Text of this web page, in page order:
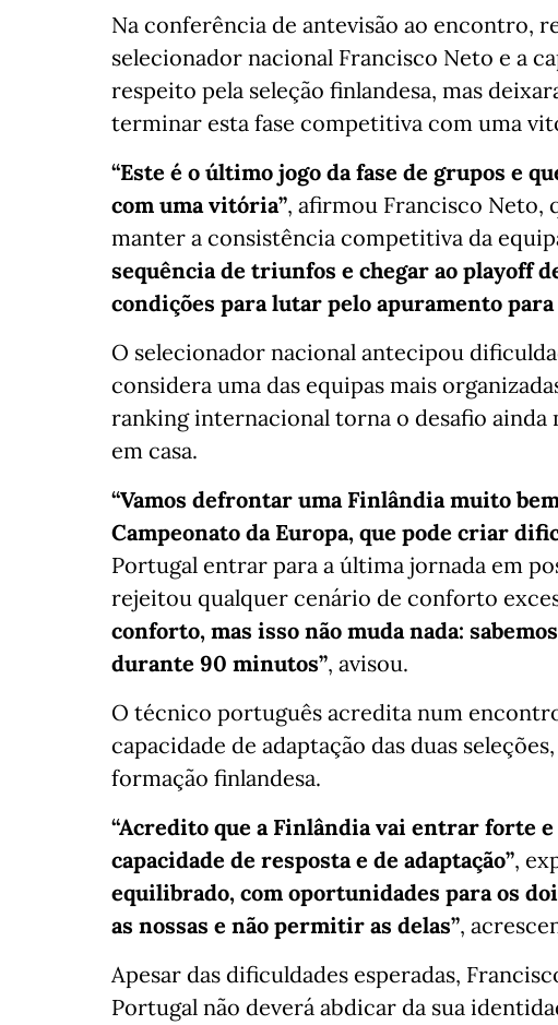
Na conferência de antevisão ao encontro,
selecionador nacional Francisco Neto e a
respeito pela seleção finlandesa, mas
terminar esta fase competitiva com uma
“Este é o último jogo da fase de grupos e
com uma vitória”, afirmou Francisco Neto,
manter a consistência competitiva da
sequência de triunfos e chegar ao playoff
condições para lutar pelo apuramento
O selecionador nacional antecipou
considera uma das equipas mais
ranking internacional torna o desafio ainda
em casa.
“Vamos defrontar uma Finlândia muito
Campeonato da Europa, que pode criar
Portugal entrar para a última jornada em
rejeitou qualquer cenário de conforto
conforto, mas isso não muda nada:
durante 90 minutos”, avisou.
O técnico português acredita num
capacidade de adaptação das duas
formação finlandesa.
“Acredito que a Finlândia vai entrar forte
capacidade de resposta e de adaptação”,
equilibrado, com oportunidades para os
as nossas e não permitir as delas”,
Apesar das dificuldades esperadas,
Portugal não deverá abdicar da sua